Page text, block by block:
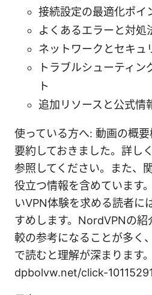
接続設定の最適化ポイ
よくあるエラーと対処
ネットワークとセキュ
トラブルシューティ
ト
追加リソースと公式情
使っている方へ: 動画の概
要約しておきました。詳し
参照してください。また、
役立つ情報を含めています
いVPN体験を求める読者に
すめします。NordVPNの紹
較の参考になることが多く
で読むと理解が深まります
dpbolvw.net/click-